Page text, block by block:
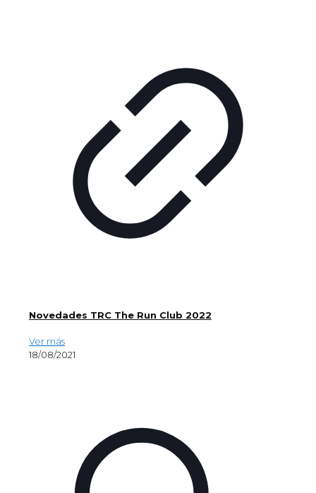
Novedades TRC The Run Club 2022
Ver más
18/08/2021